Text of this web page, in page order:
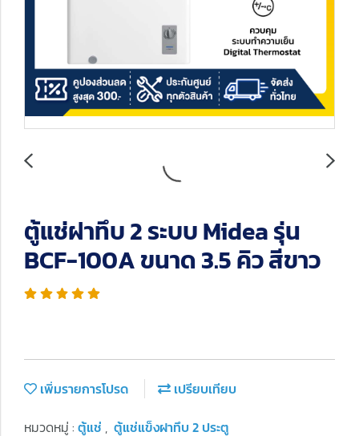
ตู้แช่ฝาทึบ 2 ระบบ Midea รุ่น
BCF-100A ขนาด 3.5 คิว สีขาว
เพิ่มรายการโปรด
เปรียบเทียบ
หมวดหมู่ : ตู้แช่ , ตู้แช่แข็งฝาทึบ 2 ประตู